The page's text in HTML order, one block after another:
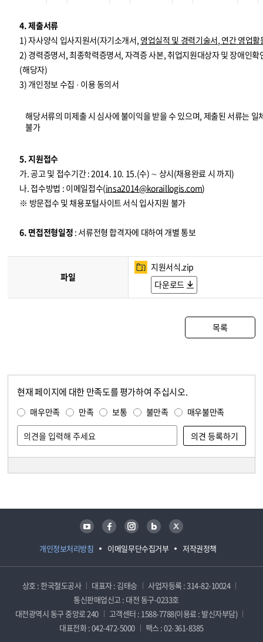
4. 제출서류
1) 자사양식 입사지원서(자기소개서, 영업실적 및 경력기술서, 연간 영업활
2) 경력증명서, 최종학력증명서, 자격증 사본, 취업지원대상자 및 장애인확
(해당자)
3) 개인정보 수집 · 이용 동의서
해당서류의 미제출 시 심사에 불이익을 받을 수 있으며, 제출된 서류는 일
불가
5. 지원접수
가. 공고 및 접수기간 : 2014. 10. 15.(수) ∼ 상시(채용완료 시 까지)
나. 접수방법 : 이메일접수(insa2014@koraillogis.com)
※ 방문접수 및 채용포털사이트 서식 입사지원 불가
6. 면접전형일정 : 서류전형 합격자에 대하여 개별 통보
파일
지원서식.zip
다운로드
목록
현재 페이지에 대한 만족도를 평가하여 주십시오.
매우만족 만족 보통 불만족 매우불만족
개인정보처리방침 이메일무단수집거부 저작권정책
유튜브 페이스북 인스타그램 블로그 트위터
상호 : 한국철도공사 대표자 : 김태승
사업자등록 : 314-82-10024
통신판매업신고 : 대전 동구-0233호
대전광역시 동구 중앙로 240
고객센터 : 1588-7788(이용료 : 발신자부담)
대표전화 : 042-472-5000
팩스 : 02-361-8385